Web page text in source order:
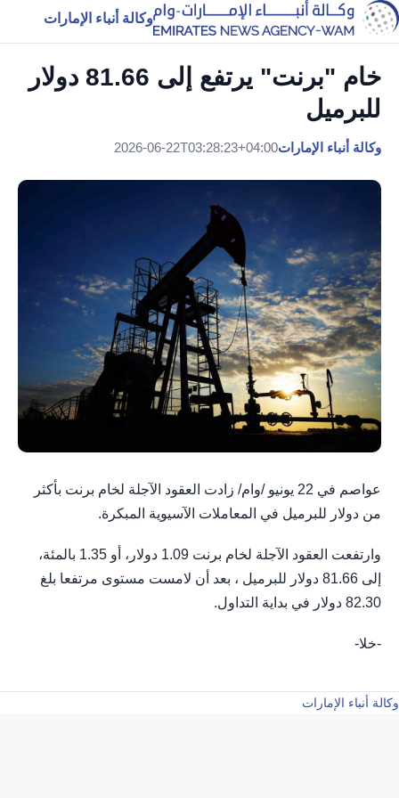
وكالة أنباء الإمارات
خام "برنت" يرتفع إلى 81.66 دولار
للبرميل ⁠
وكالة أنباء الإمارات2026-06-22T03:28:23+04:00
عواصم في 22 ⁠يونيو /وام/ زادت العقود الآجلة لخام برنت بأكثر
من دولار للبرميل في المعاملات الآسيوية المبكرة.
وارتفعت العقود الآجلة لخام ‌برنت ⁠1.09 دولار، أو ​1.35 ⁠بالمئة،
إلى 81.66 دولار للبرميل ، بعد أن لامست مستوى مرتفعا بلغ
⁠82.30 ​دولار في ⁠بداية التداول.
-خلا-
وكالة أنباء الإمارات